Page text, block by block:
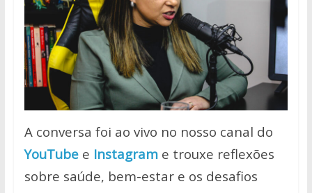
A conversa foi ao vivo no nosso canal do
YouTubee Instagram e trouxe reflexões
sobre saúde, bem-estar e os desafios